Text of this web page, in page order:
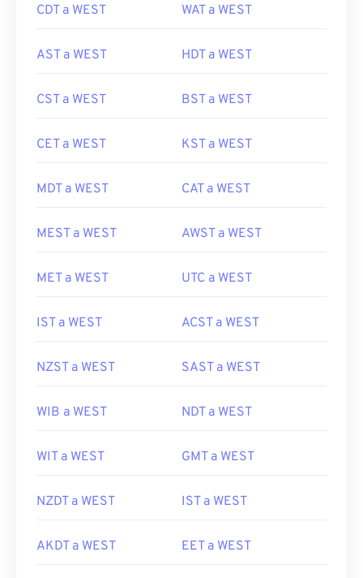
CDT a WEST WAT a WEST
AST a WEST HDT a WEST
CST a WEST BST a WEST
CET a WEST KST a WEST
MDT a WEST CAT a WEST
MEST a WEST AWST a WEST
MET a WEST UTC a WEST
IST a WEST ACST a WEST
NZST a WEST SAST a WEST
WIB a WEST NDT a WEST
WIT a WEST GMT a WEST
NZDT a WEST IST a WEST
AKDT a WEST EET a WEST